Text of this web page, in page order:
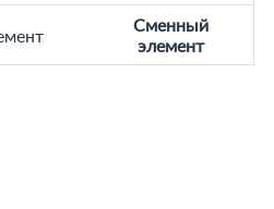
Сменный
элемент